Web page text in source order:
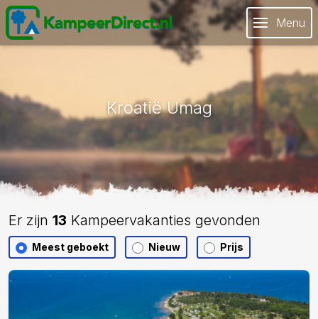
Menu
Kroatië Umag
Er zijn 13 Kampeervakanties gevonden
Meest geboekt Nieuw Prijs